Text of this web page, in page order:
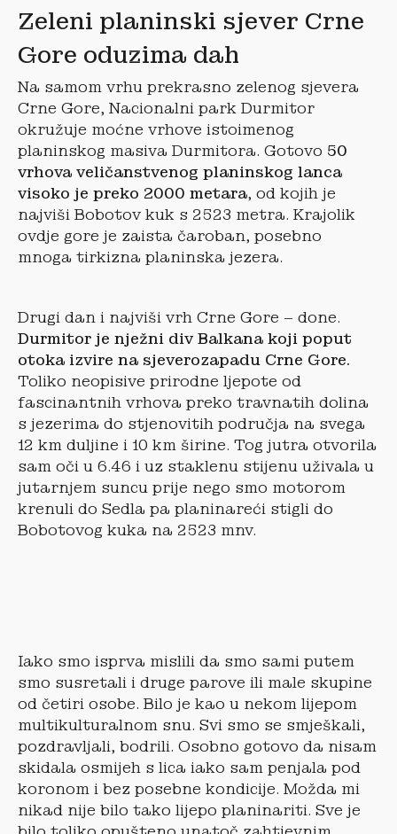
Zeleni planinski sjever Crne
Gore oduzima dah
Na samom vrhu prekrasno zelenog sjevera
Crne Gore, Nacionalni park Durmitor
okružuje moćne vrhove istoimenog
planinskog masiva Durmitora. Gotovo 50
vrhova veličanstvenog planinskog lanca
visoko je preko 2000 metara, od kojih je
najviši Bobotov kuk s 2523 metra. Krajolik
ovdje gore je zaista čaroban, posebno
mnoga tirkizna planinska jezera.
Drugi dan i najviši vrh Crne Gore – done.
Durmitor je nježni div Balkana koji poput
otoka izvire na sjeverozapadu Crne Gore.
Toliko neopisive prirodne ljepote od
fascinantnih vrhova preko travnatih dolina
s jezerima do stjenovitih područja na svega
12 km duljine i 10 km širine. Tog jutra otvorila
sam oči u 6.46 i uz staklenu stijenu uživala u
jutarnjem suncu prije nego smo motorom
krenuli do Sedla pa planinareći stigli do
Bobotovog kuka na 2523 mnv.
Iako smo isprva mislili da smo sami putem
smo susretali i druge parove ili male skupine
od četiri osobe. Bilo je kao u nekom lijepom
multikulturalnom snu. Svi smo se smješkali,
pozdravljali, bodrili. Osobno gotovo da nisam
skidala osmijeh s lica iako sam penjala pod
koronom i bez posebne kondicije. Možda mi
nikad nije bilo tako lijepo planinariti. Sve je